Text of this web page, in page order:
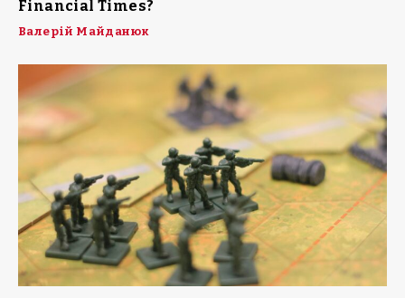
Financial Times?
Валерій Майданюк